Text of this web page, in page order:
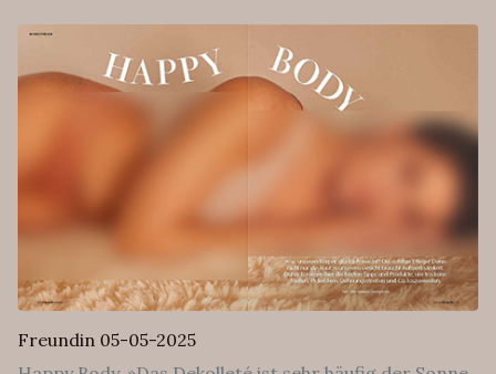
Freundin 05-05-2025